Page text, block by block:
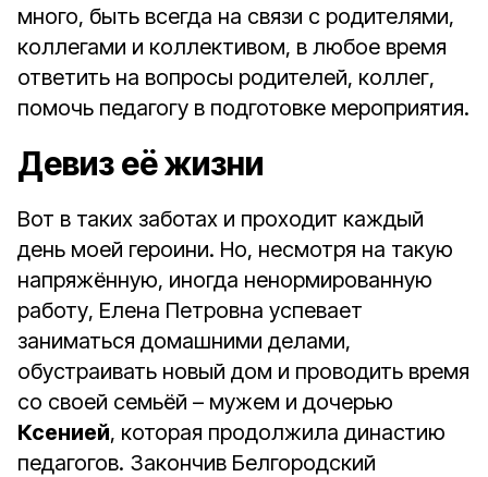
много, быть всегда на связи с родителями,
коллегами и коллективом, в любое время
ответить на вопросы родителей, коллег,
помочь педагогу в подготовке мероприятия.
Девиз её жизни
Вот в таких заботах и проходит каждый
день моей героини. Но, несмотря на такую
напряжённую, иногда ненормированную
работу, Елена Петровна успевает
заниматься домашними делами,
обустраивать новый дом и проводить время
со своей семьёй – мужем и дочерью
Ксенией, которая продолжила династию
педагогов. Закончив Белгородский